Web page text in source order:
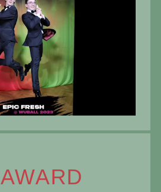
AWARD